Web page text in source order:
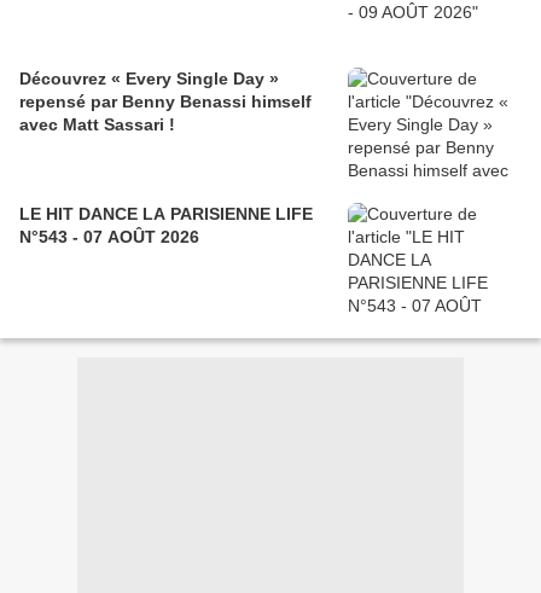
Découvrez « Every Single Day »
repensé par Benny Benassi himself
avec Matt Sassari !
LE HIT DANCE LA PARISIENNE LIFE
N°543 - 07 AOÛT 2026